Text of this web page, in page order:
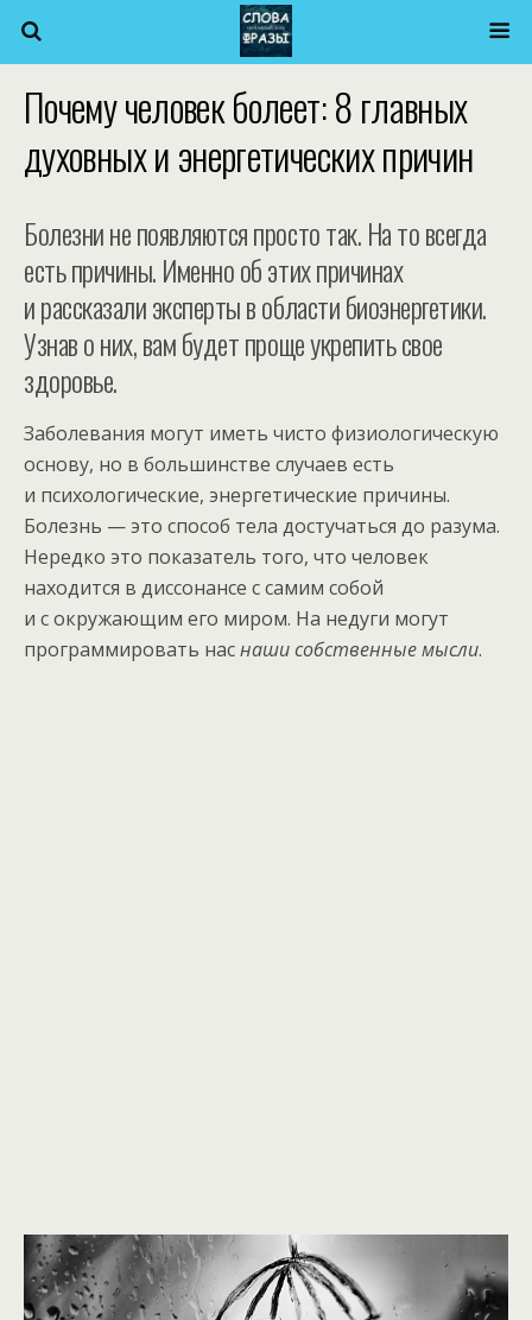
Почему человек болеет: 8 главных
духовных и энергетических причин
Болезни не появляются просто так. На то всегда
есть причины. Именно об этих причинах
и рассказали эксперты в области биоэнергетики.
Узнав о них, вам будет проще укрепить свое
здоровье.
Заболевания могут иметь чисто физиологическую
основу, но в большинстве случаев есть
и психологические, энергетические причины.
Болезнь — это способ тела достучаться до разума.
Нередко это показатель того, что человек
находится в диссонансе с самим собой
и с окружающим его миром. На недуги могут
программировать наснаши собственные мысли.